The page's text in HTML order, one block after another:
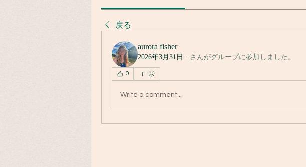
戻る
aurora fisher
2026年3月31日 · さんがグループに参加しました。
0
Write a comment...